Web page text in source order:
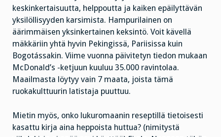
keskinkertaisuutta, helppoutta ja kaiken epäilyttävän
yksilöllisyyden karsimista. Hampurilainen on
äärimmäisen yksinkertainen keksintö. Voit kävellä
mäkkäriin yhtä hyvin Pekingissä, Pariisissa kuin
Bogotássakin. Viime vuonna päivitetyn tiedon mukaan
McDonald’s -ketjuun kuuluu 35.000 ravintolaa.
Maailmasta löytyy vain 7 maata, joista tämä
ruokakulttuurin latistaja puuttuu.
Mietin myös, onko lukuromaanin reseptillä tietoisesti
kasattu kirja aina heppoista huttua? (nimitystä